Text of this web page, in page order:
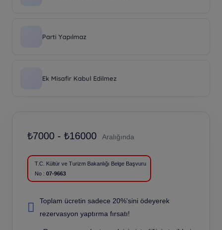
Parti Yapılmaz
Ek Misafir Kabul Edilmez
₺7000 - ₺16000 Aralığında
T.C. Kültür ve Turizm Bakanlığı Belge Başvuru
No : 07-9663
Toplam ücretin sadece 20%'sini ödeyerek
rezervasyon yaptırma fırsatı!